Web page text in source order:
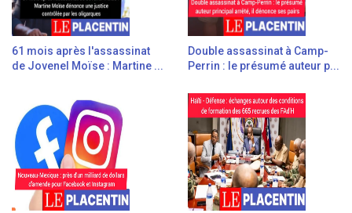
61 mois après l'assassinat
de Jovenel Moïse : Martine ...
Double assassinat à Camp-
Perrin : le présumé auteur p...